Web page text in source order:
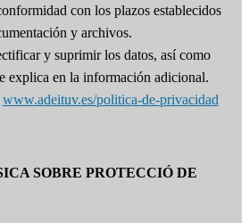
con los plazos establecidos
y archivos.
y suprimir los datos, así como
explica en la información adicional.
www.adeituv.es/politica-de-privacidad
SOBRE PROTECCIÓ DE